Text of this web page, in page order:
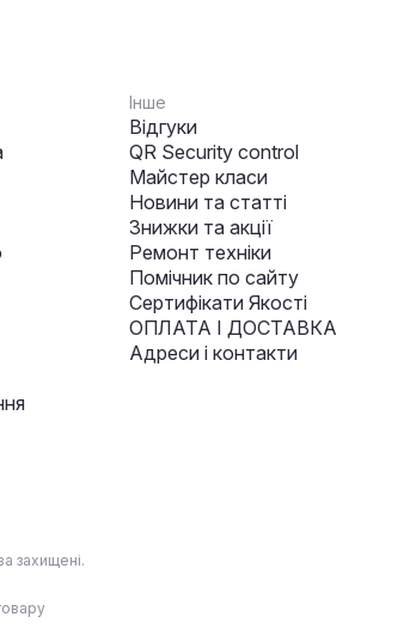
Інше
Відгуки
QR Security control
Майстер класи
Новини та статті
Знижки та акції
Ремонт техніки
Помічник по сайту
Сертифікати Якості
ОПЛАТА І ДОСТАВКА
Адреси і контакти
захищені.